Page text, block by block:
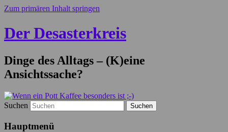
Zum primären Inhalt springen
Der Desasterkreis
Dinge des Alltags – (K)eine
Ansichtssache?
Suchen
Hauptmenü